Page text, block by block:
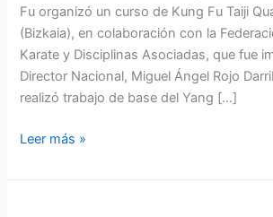
Fu organizó un curso de Kung Fu Taiji
(Bizkaia), en colaboración con la
Karate y Disciplinas Asociadas, que fue
Director Nacional, Miguel Ángel Rojo
realizó trabajo de base del Yang […]
Leer más »